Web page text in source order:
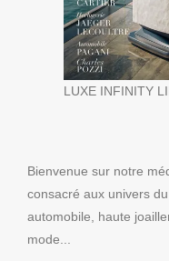
LUXE INFINITY
Bienvenue sur notre
consacré aux univers
automobile, haute
mode...